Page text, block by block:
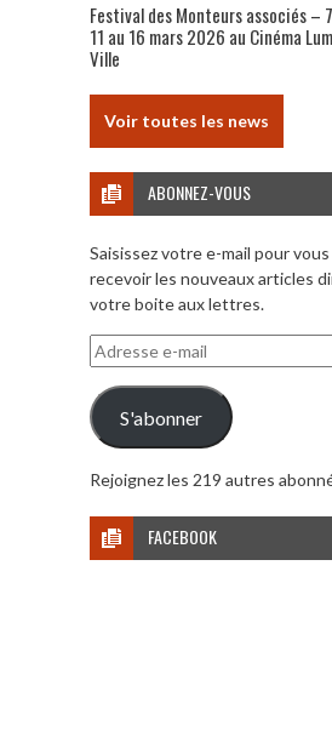
Festival des Monteurs associés –
11 au 16 mars 2026 au Cinéma
Ville
Voir toutes les news
ABONNEZ-VOUS
Saisissez votre e-mail pour
recevoir les nouveaux articles
votre boite aux lettres.
Adresse
e-
mail
S'abonner
Rejoignez les 219 autres
FACEBOOK